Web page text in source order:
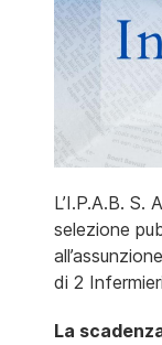
L’I.P.A.B.
selezione
di 2
La